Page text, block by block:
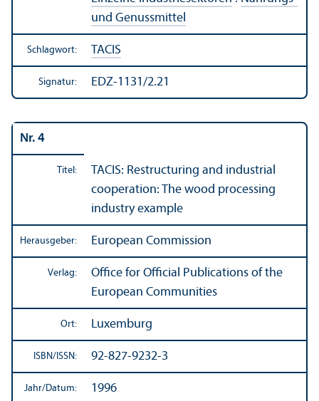
und Genussmittel
Schlagwort: TACIS
Signatur: EDZ-1131/2.21
Nr. 4
Titel:
TACIS: Restructuring and industrial
cooperation: The wood processing
industry example
Herausgeber: European Commission
Verlag:
Office for Official Publications of the
European Communities
Ort: Luxemburg
ISBN/ ISSN: 92-827-9232-3
Jahr/Datum: 1996